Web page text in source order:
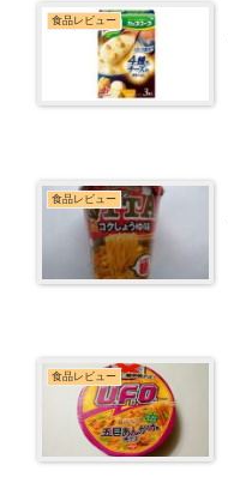
食品レビュー
食品レビュー
食品レビュー